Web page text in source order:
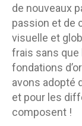
de nouveaux
passion et de
visuelle et
frais sans que
fondations
avons adopté
et pour les
composent !